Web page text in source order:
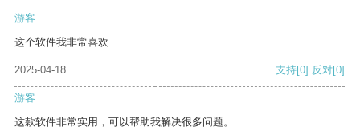
游客
这个软件我非常喜欢
2025-04-18 支持[0] 反对[0]
游客
这款软件非常实用，可以帮助我解决很多问题。